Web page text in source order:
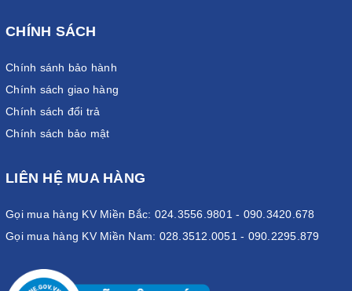
CHÍNH SÁCH
Chính sánh bảo hành
Chính sách giao hàng
Chính sách đổi trả
Chính sách bảo mật
LIÊN HỆ MUA HÀNG
Gọi mua hàng KV Miền Bắc: 024.3556.9801 - 090.3420.678
Gọi mua hàng KV Miền Nam: 028.3512.0051 - 090.2295.879